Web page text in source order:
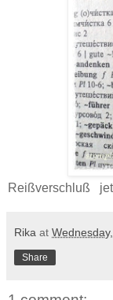
Reißverschluß
Rika at
Share